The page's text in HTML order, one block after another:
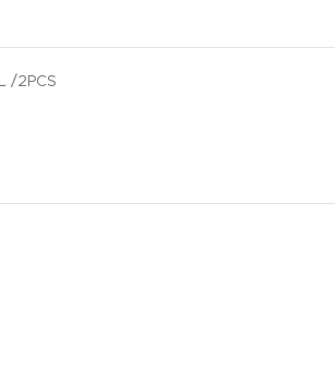
/2PCS